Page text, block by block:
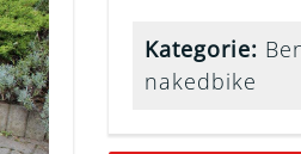
Kategorie:
nakedbike